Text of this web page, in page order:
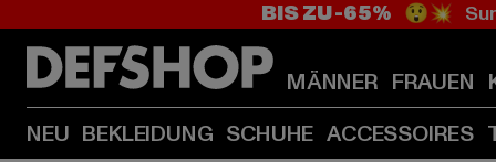
BIS ZU -65% 😲💥
MÄNNER FRAUEN
NEU BEKLEIDUNG SCHUHE ACCESSOIRES